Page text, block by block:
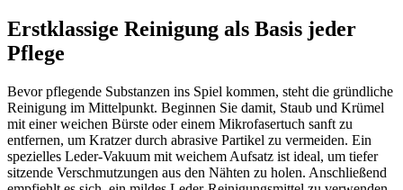
Erstklassige Reinigung als Basis jeder
Pflege
Bevor pflegende Substanzen ins Spiel kommen, steht die gründliche
Reinigung im Mittelpunkt. Beginnen Sie damit, Staub und Krümel
mit einer weichen Bürste oder einem Mikrofasertuch sanft zu
entfernen, um Kratzer durch abrasive Partikel zu vermeiden. Ein
spezielles Leder-Vakuum mit weichem Aufsatz ist ideal, um tiefer
sitzende Verschmutzungen aus den Nähten zu holen. Anschließend